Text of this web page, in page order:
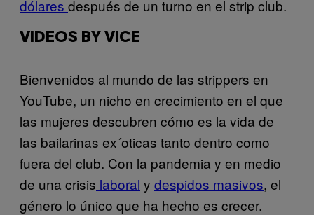
dólares después de un turno en el strip club.
VIDEOS BY VICE
Bienvenidos al mundo de las strippers en
YouTube, un nicho en crecimiento en el que
las mujeres descubren cómo es la vida de
las bailarinas ex´oticas tanto dentro como
fuera del club. Con la pandemia y en medio
de una crisis laboral y despidos masivos, el
género lo único que ha hecho es crecer.